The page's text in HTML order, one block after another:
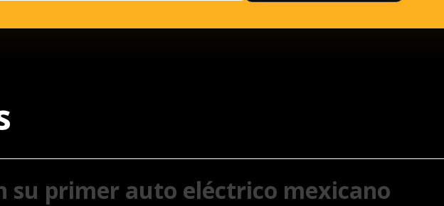
su primer auto eléctrico mexicano